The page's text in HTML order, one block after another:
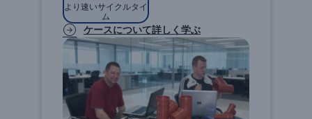
より速いサイクルタイ
ム
ケースについて詳しく学ぶ